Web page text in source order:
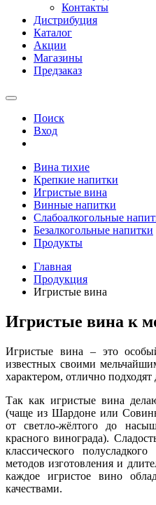
Контакты
Дистрибуция
Каталог
Акции
Магазины
Предзаказ
Поиск
Вход
Вина тихие
Крепкие напитки
Игристые вина
Винные напитки
Слабоалкогольные
Безалкогольные напитки
Продукты
Главная
Продукция
Игристые вина
Игристые вина к
Игристые вина – это
известных своими
характером, отлично
Так как игристые вина
(чаще из Шардоне или
от светло-жёлтого до
красного винограда).
классического
методов изготовления и
каждое игристое вино
качествами.